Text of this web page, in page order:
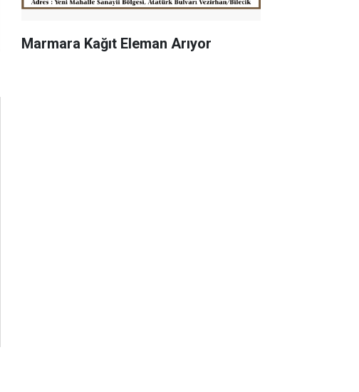
Marmara Kağıt Eleman Arıyor